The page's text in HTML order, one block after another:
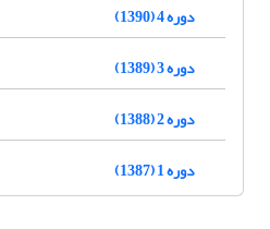
دوره 4 (1390)
دوره 3 (1389)
دوره 2 (1388)
دوره 1 (1387)